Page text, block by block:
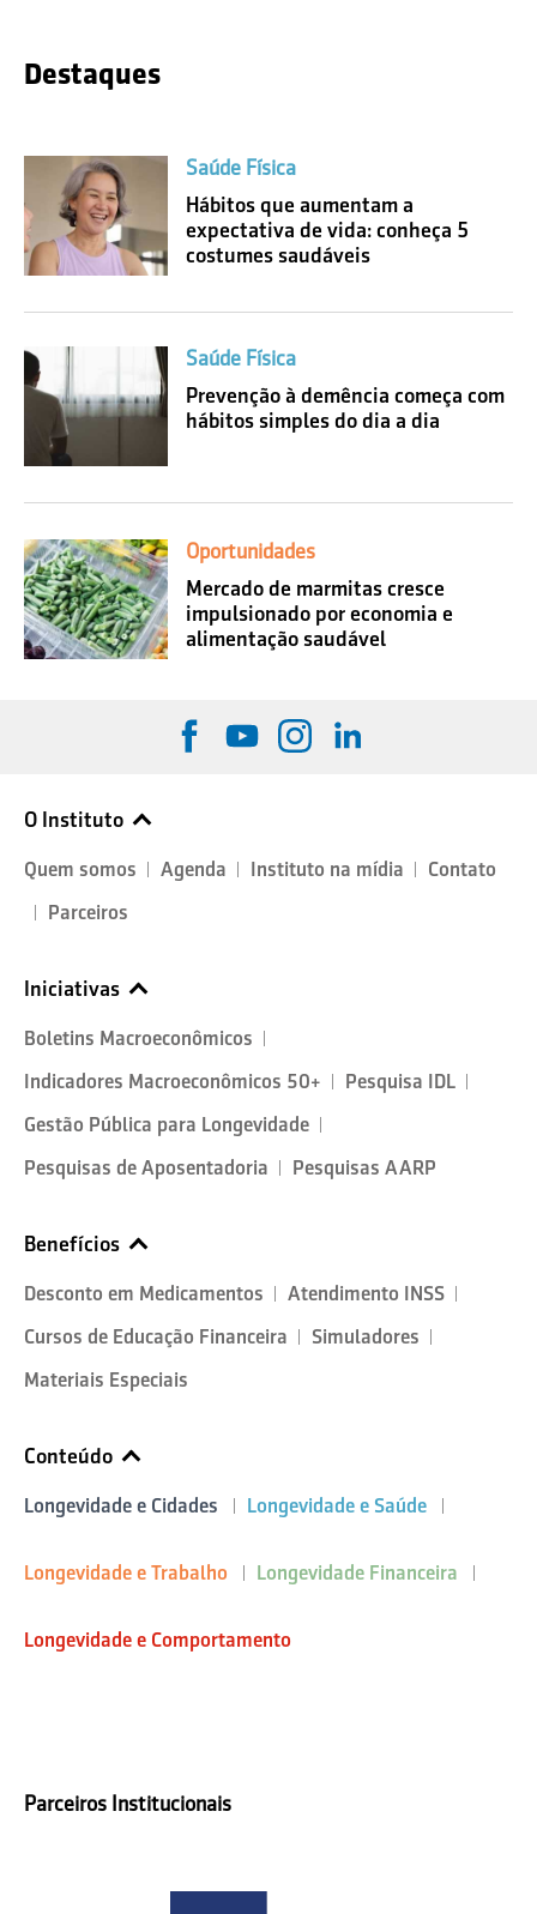
Destaques
Saúde Física
Hábitos que aumentam a
expectativa de vida: conheça 5
costumes saudáveis
Saúde Física
Prevenção à demência começa com
hábitos simples do dia a dia
Oportunidades
Mercado de marmitas cresce
impulsionado por economia e
alimentação saudável
O Instituto
Quem somos Agenda Instituto na mídia
Contato
Parceiros
Iniciativas
Boletins Macroeconômicos
Indicadores Macroeconômicos 50+
Pesquisa IDL
Gestão Pública para Longevidade
Pesquisas de Aposentadoria
Pesquisas AARP
Benefícios
Desconto em Medicamentos
Atendimento INSS
Cursos de Educação Financeira
Simuladores
Materiais Especiais
Conteúdo
Longevidade e Cidades Longevidade e Saúde
Longevidade e Trabalho Longevidade Financeira
Longevidade e Comportamento
Parceiros Institucionais